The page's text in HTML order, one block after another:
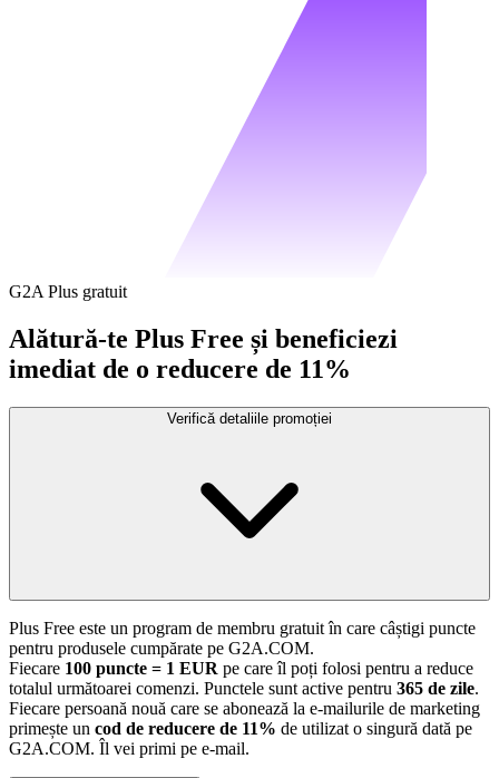
G2A Plus gratuit
Alătură-te Plus Free și beneficiezi
imediat de o reducere de 11%
Verifică detaliile promoției
Plus Free este un program de membru gratuit în care câștigi puncte
pentru produsele cumpărate pe G2A.COM.
Fiecare 100 puncte = 1 EUR pe care îl poți folosi pentru a reduce
totalul următoarei comenzi. Punctele sunt active pentru 365 de zile.
Fiecare persoană nouă care se abonează la e-mailurile de marketing
primește un cod de reducere de 11% de utilizat o singură dată pe
G2A.COM. Îl vei primi pe e-mail.